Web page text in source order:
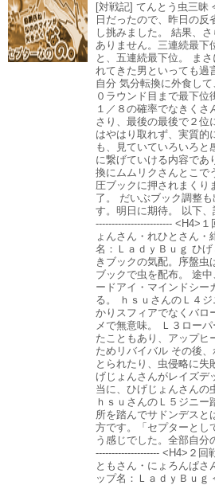
[対戦記] てんとう虫三昧
日だったので、昨日の
し挑みました。 結果、
ありません。三連続最下
と、五連続最下位。 ま
れてきた男といっても過
自分 気分転換に外食し
０ラウンド目まで最下位
１／８の確率でなきく
さり、最後の最後で２位
はやはり取れず、実質的
も、見ていていろいろと
に繋げていける内容であ
換にムムリクさんとこで
圧ブックに押されまくり
了。 だいぶブック調整
す。明日に期待。 以下
------------------------ <H4>
ょんさん・れひとさん
名：ＬａｄｙＢｕｇ ひ
きブックの気配。序盤虫
ブックで虫を配布。 途
ードアイ・マインドシー
る。 ｈｓｕさんのＬ４
かりスフィアでなくバロ
メで無意味。 Ｌ３ロー
たこともあり、アップヒ
ためリバイバル その後
とられたり、虫侵略に失
げじょんさんがレイズデ
当に、ひげじょんさんの
ｈｓｕさんのＬ５ジニ
所を踏んでサドンデスと
方です。「セプターとし
う感じでした。全部自分
-------------------- <H4>２
ともさん・にょろんぱさ
ップ名：ＬａｄｙＢｕｇ